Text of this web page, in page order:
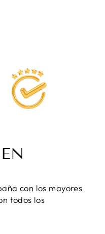
con los mayores
todos los